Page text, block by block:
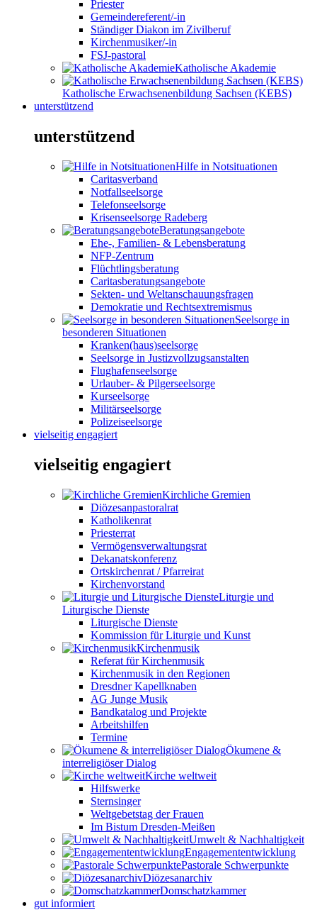
Priester
Gemeindereferent/-in
Ständiger Diakon im Zivilberuf
Kirchenmusiker/-in
FSJ-pastoral
Katholische Akademie
Katholische Erwachsenenbildung Sachsen (KEBS)
unterstützend
unterstützend
Hilfe in Notsituationen
Caritasverband
Notfallseelsorge
Telefonseelsorge
Krisenseelsorge Radeberg
Beratungsangebote
Ehe-, Familien- & Lebensberatung
NFP-Zentrum
Flüchtlingsberatung
Caritasberatungsangebote
Sekten- und Weltanschauungsfragen
Demokratie und Rechtsextremismus
Seelsorge in
besonderen Situationen
Kranken(haus)seelsorge
Seelsorge in Justizvollzugsanstalten
Flughafenseelsorge
Urlauber- & Pilgerseelsorge
Kurseelsorge
Militärseelsorge
Polizeiseelsorge
vielseitig engagiert
vielseitig engagiert
Kirchliche Gremien
Diözesanpastoralrat
Katholikenrat
Priesterrat
Vermögensverwaltungsrat
Dekanatskonferenz
Ortskirchenrat / Pfarreirat
Kirchenvorstand
Liturgie und
Liturgische Dienste
Liturgische Dienste
Kommission für Liturgie und Kunst
Kirchenmusik
Referat für Kirchenmusik
Kirchenmusik in den Regionen
Dresdner Kapellknaben
AG Junge Musik
Bandkatalog und Projekte
Arbeitshilfen
Termine
Ökumene &
interreligiöser Dialog
Kirche weltweit
Hilfswerke
Sternsinger
Weltgebetstag der Frauen
Im Bistum Dresden-Meißen
Umwelt & Nachhaltigkeit
Engagemententwicklung
Pastorale Schwerpunkte
Diözesanarchiv
Domschatzkammer
gut informiert